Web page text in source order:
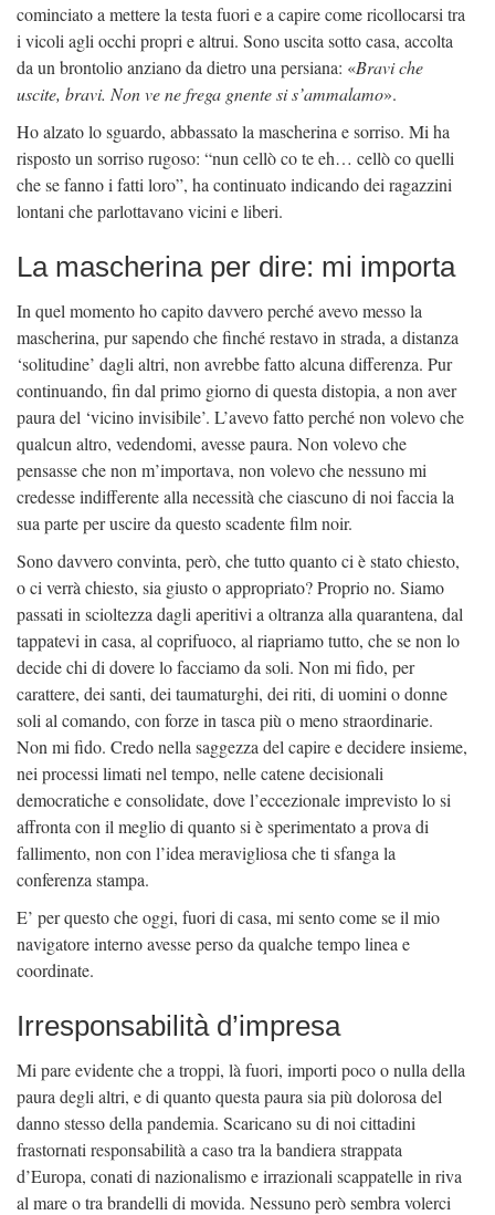
cominciato a mettere la testa fuori e a capire come ricollocarsi tra
i vicoli agli occhi propri e altrui. Sono uscita sotto casa, accolta
da un brontolio anziano da dietro una persiana: «Bravi che
uscite, bravi. Non ve ne frega gnente si s’ammalamo».
Ho alzato lo sguardo, abbassato la mascherina e sorriso. Mi ha
risposto un sorriso rugoso: “nun cellò co te eh… cellò co quelli
che se fanno i fatti loro”, ha continuato indicando dei ragazzini
lontani che parlottavano vicini e liberi.
La mascherina per dire: mi importa
In quel momento ho capito davvero perché avevo messo la
mascherina, pur sapendo che finché restavo in strada, a distanza
‘solitudine’ dagli altri, non avrebbe fatto alcuna differenza. Pur
continuando, fin dal primo giorno di questa distopia, a non aver
paura del ‘vicino invisibile’. L’avevo fatto perché non volevo che
qualcun altro, vedendomi, avesse paura. Non volevo che
pensasse che non m’importava, non volevo che nessuno mi
credesse indifferente alla necessità che ciascuno di noi faccia la
sua parte per uscire da questo scadente film noir.
Sono davvero convinta, però, che tutto quanto ci è stato chiesto,
o ci verrà chiesto, sia giusto o appropriato? Proprio no. Siamo
passati in scioltezza dagli aperitivi a oltranza alla quarantena, dal
tappatevi in casa, al coprifuoco, al riapriamo tutto, che se non lo
decide chi di dovere lo facciamo da soli. Non mi fido, per
carattere, dei santi, dei taumaturghi, dei riti, di uomini o donne
soli al comando, con forze in tasca più o meno straordinarie.
Non mi fido. Credo nella saggezza del capire e decidere insieme,
nei processi limati nel tempo, nelle catene decisionali
democratiche e consolidate, dove l’eccezionale imprevisto lo si
affronta con il meglio di quanto si è sperimentato a prova di
fallimento, non con l’idea meravigliosa che ti sfanga la
conferenza stampa.
E’ per questo che oggi, fuori di casa, mi sento come se il mio
navigatore interno avesse perso da qualche tempo linea e
coordinate.
Irresponsabilità d’impresa
Mi pare evidente che a troppi, là fuori, importi poco o nulla della
paura degli altri, e di quanto questa paura sia più dolorosa del
danno stesso della pandemia. Scaricano su di noi cittadini
frastornati responsabilità a caso tra la bandiera strappata
d’Europa, conati di nazionalismo e irrazionali scappatelle in riva
al mare o tra brandelli di movida. Nessuno però sembra volerci